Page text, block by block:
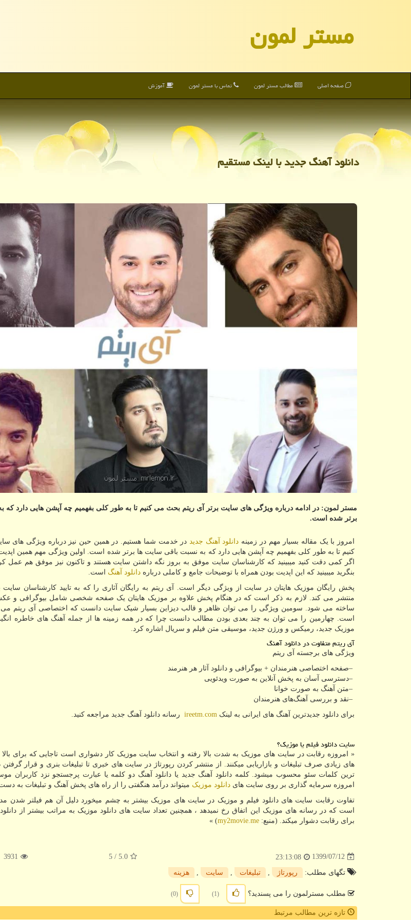
مستر لمون
صفحه اصلی مطالب مستر لمون تماس با مستر لمون آموزش
دانلود آهنگ جدید با لینك مستقیم
مستر لمون: در ادامه درباره ویژگی های سایت برتر آی ریتم بحث می كنیم تا به طور كلی بفهمیم چه آپشن هایی دارد كه
برتر شده است.
امروز با یک مقاله بسیار مهم در زمینه دانلود آهنگ جدید در خدمت شما هستیم. در همین حین نیز درباره ویژگی های
کنیم تا به طور کلی بفهمیم چه آپشن هایی دارد که به نسبت باقی سایت ها برتر شده است. اولین ویژگی مهم همین
اگر کمی دقت کنید میبینید که کارشناسان سایت موفق به بروز نگه داشتن سایت هستند و تاکنون نیز موفق هم عمل
بنگرید میبینید که این اپدیت بودن همراه با توضیحات جامع و کاملی درباره دانلود آهنگ است.
پخش رایگان موزیک هایتان در سایت از ویژگی دیگر است. آی ریتم به رایگان آثاری را که به تایید کارشناسان سایت
منتشر می کند. لازم به ذکر است که در هنگام پخش علاوه بر موزیک هایتان یک صفحه شخصی شامل بیوگرافی و
ساخته می شود. سومین ویژگی را می توان ظاهر و قالب دیزاین بسیار شیک سایت دانست که اختصاصی آی ریتم می
است. چهارمین را می توان به چند بعدی بودن مطالب دانست چرا که در همه زمینه ها از جمله آهنگ های خاطره
موزیک جدید، رمیکس و ورژن جدید، موسیقی متن فیلم و سریال اشاره کرد.
آی ریتم متفاوت در دانلود آهنگ
ویژگی های برجسته آی ریتم
–صفحه اختصاصی هنرمندان + بیوگرافی و دانلود آثار هر هنرمند
–دسترسی آسان به پخش آنلاین به صورت ویدئویی
–متن آهنگ به صورت خوانا
–نقد و بررسی آهنگ‌های هنرمندان
برای دانلود جدیدترین آهنگ های ایرانی به لینک ireetm.com رسانه دانلود آهنگ جدید مراجعه کنید.
سایت دانلود فیلم یا موزیک؟
« امروزه رقابت در سایت های موزیک به شدت بالا رفته و انتخاب سایت موزیک کار دشواری است تاجایی که برای بالا
های زیادی صرف تبلیغات و بازاریابی میکنند. از منتشر کردن رپورتاژ در سایت های خبری تا تبلیغات بنری و قرار
ترین کلمات سئو محسوب میشود. کلمه دانلود آهنگ جدید یا دانلود آهنگ دو کلمه یا عبارت پرجستجو نزد کاربران
امروزه سرمایه گذاری بر روی سایت های دانلود موزیک میتواند درآمد هنگفتی را از راه های پخش آهنگ و تبلیغات به دست
تفاوت رقابت سایت های دانلود فیلم و موزیک در سایت های موزیک بیشتر به چشم میخورد دلیل آن هم فیلتر شدن
است که در رسانه های موزیک این اتفاق رخ نمیدهد ، همچنین تعداد سایت های دانلود موزیک به مراتب بیشتر از
برای رقابت دشوار میکند. (منبع: my2movie.me
) »
1399/07/12
23:13:08
5.0
/ 5
3931
تگهای مطلب: رپورتاژ تبلیغات سایت هزینه
مطلب مسترلمون را می پسندید؟ (1)
(0)
تازه ترین مطالب مرتبط